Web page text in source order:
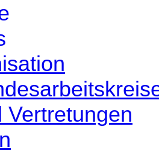
Vertretungen